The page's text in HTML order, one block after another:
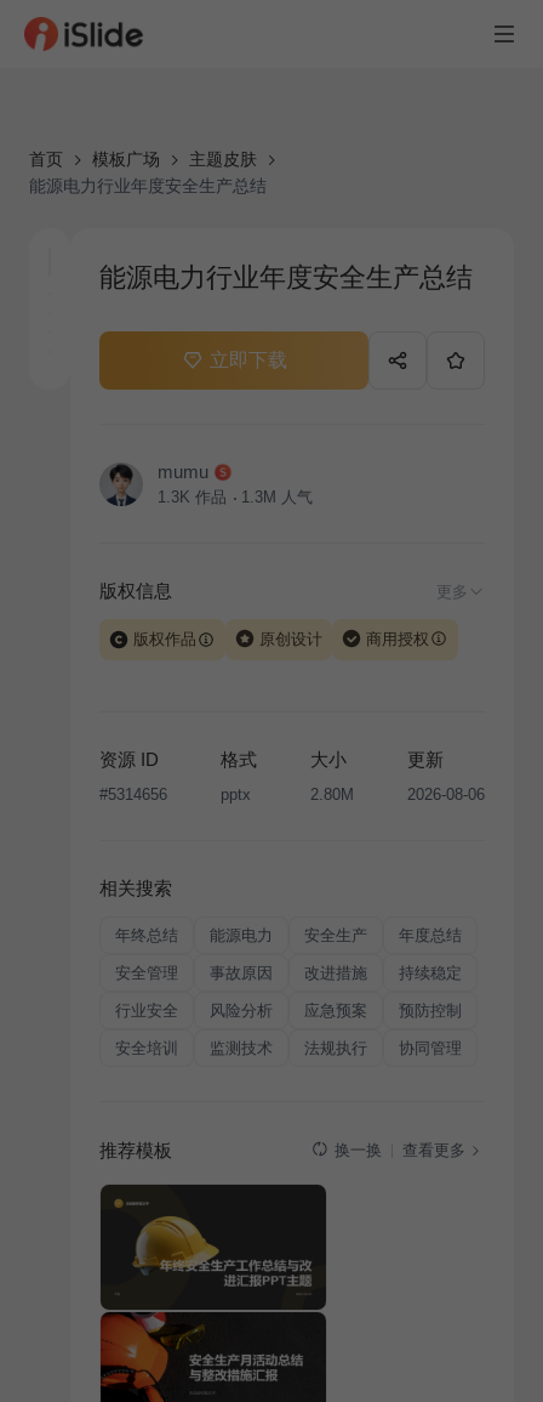
首页 模板广场
主题皮肤
能源电力行业年度安全生产总结
能源电力行业年度安全生产总结
立即下载
mumu
1.3K 作品 1.3M 人气
版权信息 更多
版权作品 原创设计 商用授权
版权声明
条款，禁止任何形式的转让、出售或出租，未
经投权许可任何人不得擅自转载和分发，否则将接照我
资源 ID
#5314656
格式
pptx
大小
2.80M
更新
2026-08-06
相关搜索
年终总结 能源电力 安全生产 年度总结
安全管理 事故原因 改进措施 持续稳定
行业安全 风险分析 应急预案 预防控制
安全培训 监测技术 法规执行 协同管理
推荐模板 换一换 查看更多